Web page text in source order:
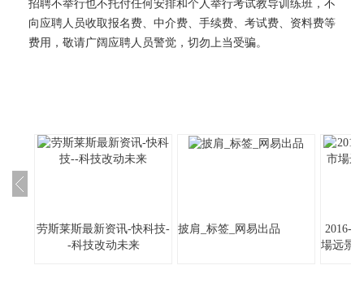
招聘不举行也不托付任何安排和个人举行考试教导训练班，不
向应聘人员收取报名费、中介费、手续费、考试费、资料费等
费用，敬请广阔应聘人员警觉，切勿上当受骗。
劳斯莱斯最新资讯-快科技-
-科技改动未来
披肩_标签_网易出品
2016-
場远景